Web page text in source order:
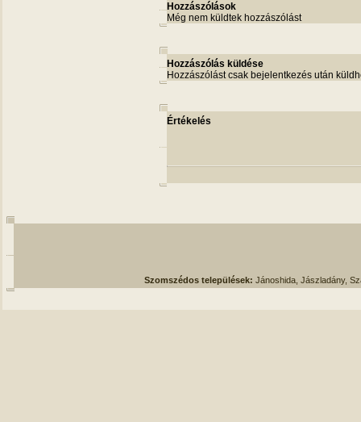
Hozzászólások
Még nem küldtek hozzászólást
Hozzászólás küldése
Hozzászólást csak bejelentkezés után
Értékelés
Szomszédos települések: Jánoshida, Jászladány,